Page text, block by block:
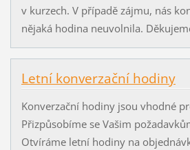
v kurzech. V případě zájmu, nás
nějaká hodina neuvolnila.
Letní konverzační hodiny
Konverzační hodiny jsou vhodné
Přizpůsobíme se Vašim
Otvíráme letní hodiny na